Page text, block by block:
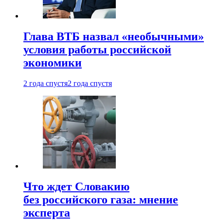
Глава ВТБ назвал «необычными»
условия работы российской
экономики
2 года спустя2 года спустя
Что ждет Словакию
без российского газа: мнение
эксперта